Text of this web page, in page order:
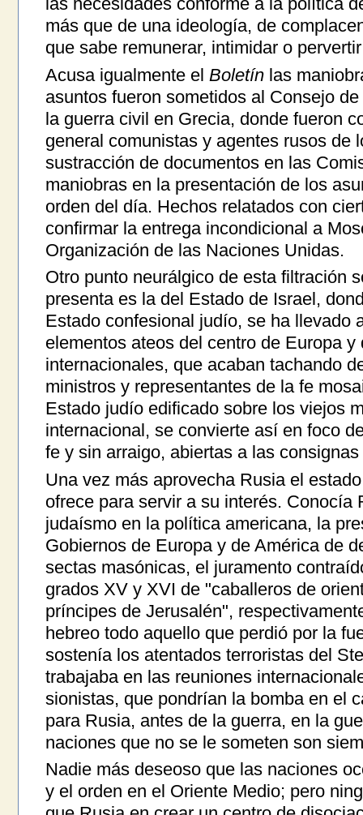
más que de una ideología, de
que sabe remunerar, intimidar o
Acusa igualmente el Boletínlas
asuntos fueron sometidos al Consejo
la guerra civil en Grecia, donde fueron
general comunistas y agentes rusos de
sustracción de documentos en las
maniobras en la presentación de los
orden del día. Hechos relatados con
confirmar la entrega incondicional a
Organización de las Naciones Unidas.
Otro punto neurálgico de esta filtración
presenta es la del Estado de Israel,
Estado confesional judío, se ha llevado
elementos ateos del centro de Europa
internacionales, que acaban tachando
ministros y representantes de la fe
Estado judío edificado sobre los viejos
internacional, se convierte así en foco
fe y sin arraigo, abiertas a las
Una vez más aprovecha Rusia el
ofrece para servir a su interés. Conocía
judaísmo en la política americana, la
Gobiernos de Europa y de América de
sectas masónicas, el juramento
grados XV y XVI de "caballeros de
príncipes de Jerusalén",
hebreo todo aquello que perdió por la
sostenía los atentados terroristas del
trabajaba en las reuniones
sionistas, que pondrían la bomba en el
para Rusia, antes de la guerra, en la
naciones que no se le someten son
Nadie más deseoso que las naciones
y el orden en el Oriente Medio; pero